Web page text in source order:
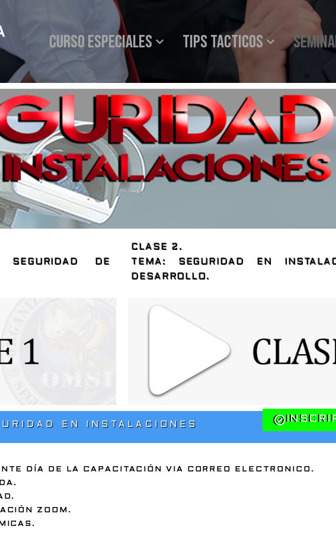
Curso especiales Tips tacticos
DE
CLASE 2.
TEMA: SEGURIDAD EN
DESARROLLO.
EN INSTALACIONES
DÍA DE LA CAPACITACIÓN VIA CORREO ELECTRONICO.
ZOOM.